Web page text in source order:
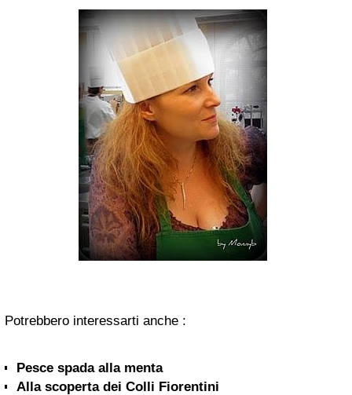
Potrebbero interessarti anche :
Pesce spada alla menta
Alla scoperta dei Colli Fiorentini